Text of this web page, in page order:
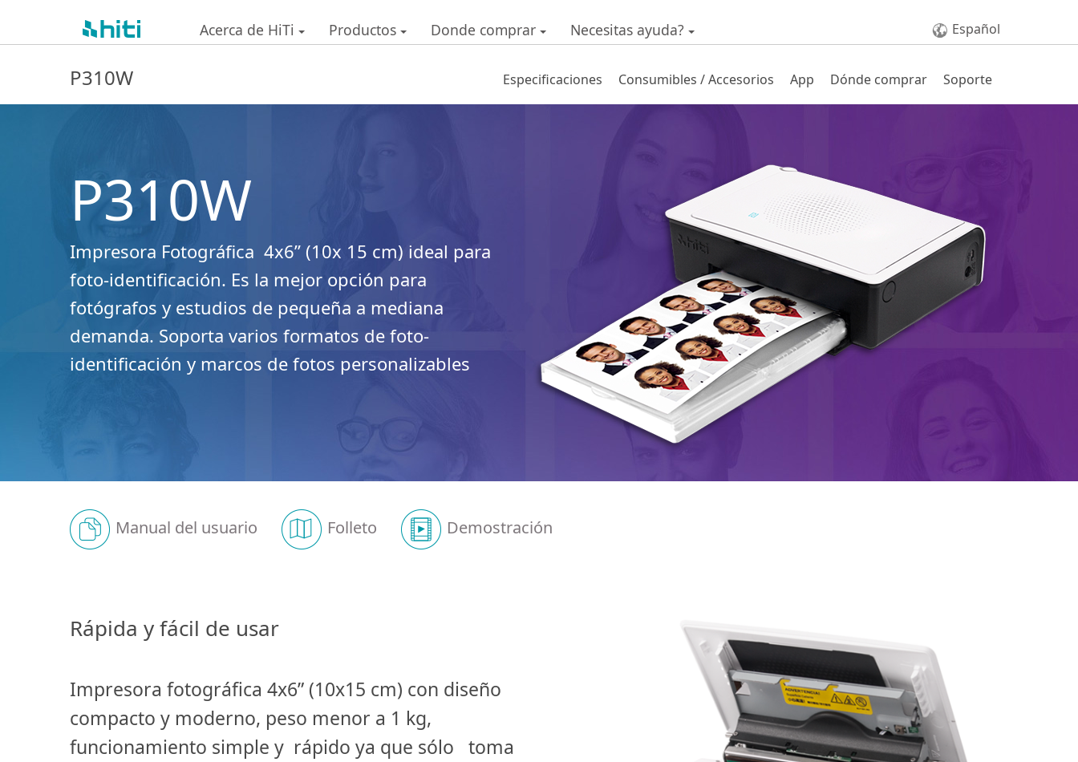
Acerca de HiTi Productos Donde comprar Necesitas ayuda? Español
P310W Soporte
Dónde comprar
App
Consumibles / Accesorios
Especificaciones
Especificaciones *Las especificaciones están sujetas a
Nombre del modelo P310W
300 dpi tono continuo
Modo de impresión Modo estándar 、 HOD
Tamaño impresión 4x6" (100x152 mm)
Velocidad de impresión (Modo
estándar)
4x6": 47 seg (HOD off) / 58 seg (HOD on)
Opciones de acabado Brillante (pre-determinado), Mate
Sistema operativo
Soporte de aplicaciones Aplicación Prinbiz
Dimensión (ancho x alto x
186 (W) x 65 (H) x 138 (D) mm
FCC 、 CE 、 CCC 、 NCC 、 BSMI
P310W
Impresora Fotográfica 4x6” (10x 15 cm) ideal para
foto-identificación. Es la mejor opción para
fotógrafos y estudios de pequeña a mediana
demanda. Soporta varios formatos de foto-
identificación y marcos de fotos personalizables
Manual del usuario Folleto Demostración
Rápida y fácil de usar
Impresora fotográfica 4x6” (10x15 cm) con diseño
compacto y moderno, peso menor a 1 kg,
funcionamiento simple y rápido ya que sólo toma